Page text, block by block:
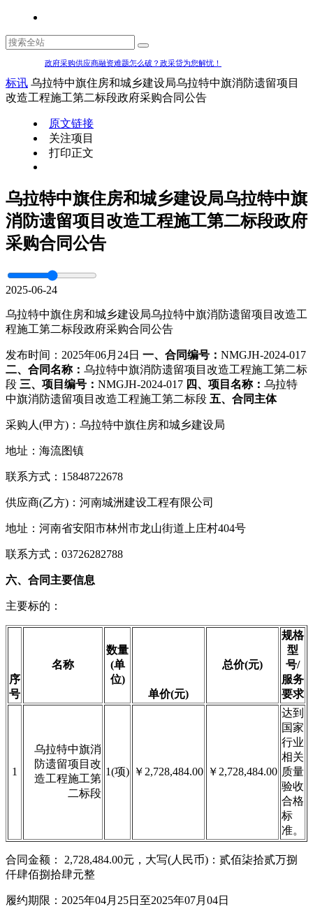
政府采购供应商融资难题怎么破？政采贷为您解忧！
标讯 乌拉特中旗住房和城乡建设局乌拉特中旗消防遗留项目
改造工程施工第二标段政府采购合同公告
原文链接
关注项目
打印正文
乌拉特中旗住房和城乡建设局乌拉特中旗
消防遗留项目改造工程施工第二标段政府
采购合同公告
2025-06-24
乌拉特中旗住房和城乡建设局乌拉特中旗消防遗留项目改造工
程施工第二标段政府采购合同公告
发布时间：2025年06月24日 一、合同编号： NMGJH-2024-017
二、合同名称： 乌拉特中旗消防遗留项目改造工程施工第二标
段 三、项目编号： NMGJH-2024-017 四、项目名称： 乌拉特
中旗消防遗留项目改造工程施工第二标段 五、合同主体
采购人(甲方)：乌拉特中旗住房和城乡建设局
地址：海流图镇
联系方式：15848722678
供应商(乙方)：河南城洲建设工程有限公司
地址：河南省安阳市林州市龙山街道上庄村404号
联系方式：03726282788
六、合同主要信息
主要标的：
序
号
名称
数量
(单
位)
单价(元)
总价(元)
规格
型
号/
服务
要求
1
乌拉特中旗消
防遗留项目改
造工程施工第
二标段
1(项) ￥2,728,484.00 ￥2,728,484.00
达到
国家
行业
相关
质量
验收
合格
标
准。
合同金额： 2,728,484.00元，大写(人民币)：贰佰柒拾贰万捌
仟肆佰捌拾肆元整
履约期限：2025年04月25日至2025年07月04日